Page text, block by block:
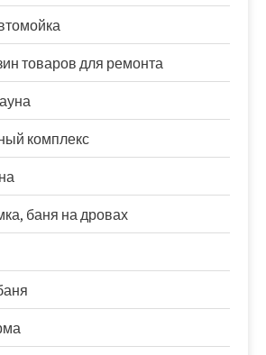
товаров для ремонта
комплекс
баня на дровах